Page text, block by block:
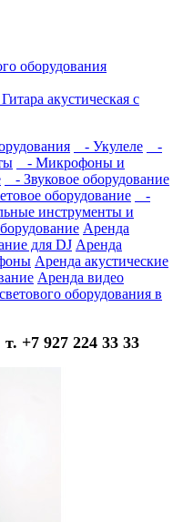
оборудования
акустическая с
- Укулеле
-
- Микрофоны и
- Звуковое оборудование
оборудование
-
инструменты и
Аренда
для DJ Аренда
Аренда акустические
Аренда видео
оборудования в
+7 927 224 33 33